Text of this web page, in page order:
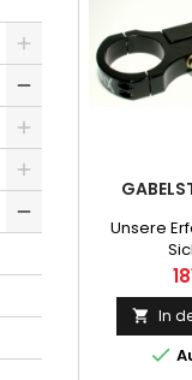
Unsere
 In
